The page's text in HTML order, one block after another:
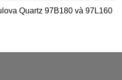
Quartz 97B180 và 97L160